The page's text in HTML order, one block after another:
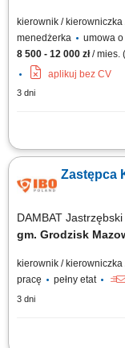
kierownik /
menedżerka
umowa
8 500 - 12 000 zł/ mies.
aplikuj bez CV
3 dni
Zakres obowiązków:
planowanie pracy i
jakości i terminowości
konserwacji i napraw,
Zastępca
DAMBAT Jastrzębski
gm. Grodzisk
kierownik /
pracę
pełny etat
3 dni